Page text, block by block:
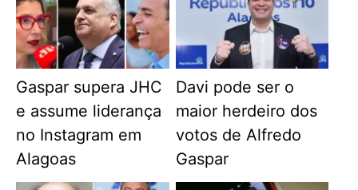
Gaspar supera JHC
e assume liderança
no Instagram em
Alagoas
Davi pode ser o
maior herdeiro dos
votos de Alfredo
Gaspar